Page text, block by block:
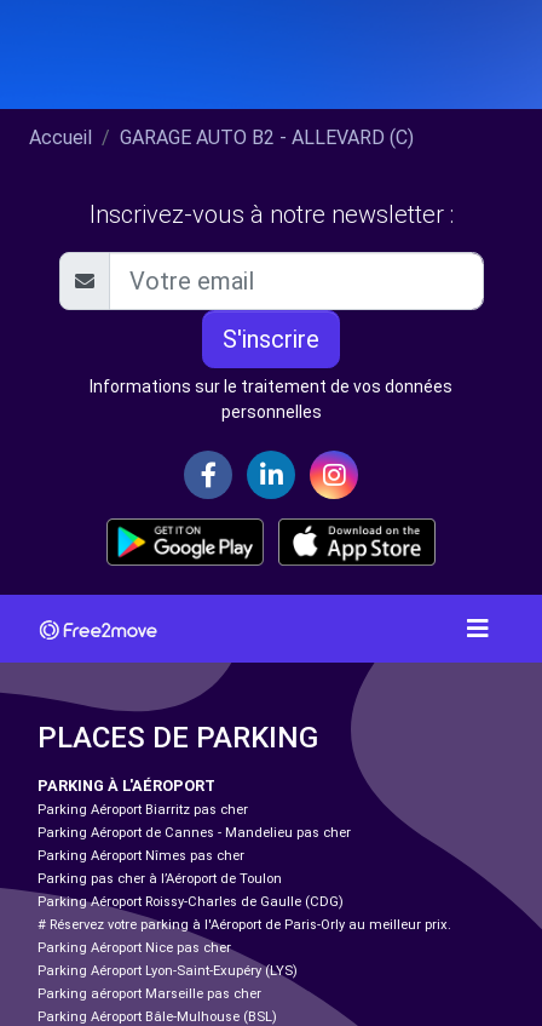
Accueil GARAGE AUTO B2 - ALLEVARD (C)
Inscrivez-vous à notre newsletter :
S'inscrire
Informations sur le traitement de vos données
personnelles
PLACES DE PARKING
PARKING À L'AÉROPORT
Parking Aéroport Biarritz pas cher
Parking Aéroport de Cannes - Mandelieu pas cher
Parking Aéroport Nîmes pas cher
Parking pas cher à l’Aéroport de Toulon
Parking Aéroport Roissy-Charles de Gaulle (CDG)
# Réservez votre parking à l'Aéroport de Paris-Orly au meilleur prix.
Parking Aéroport Nice pas cher
Parking Aéroport Lyon-Saint-Exupéry (LYS)
Parking aéroport Marseille pas cher
Parking Aéroport Bâle-Mulhouse (BSL)